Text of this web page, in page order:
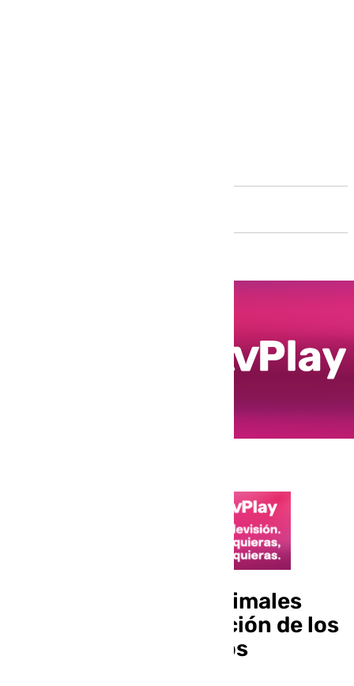
Una asociación de animales
propone la esterilización de los
jabalíes en lugar de los